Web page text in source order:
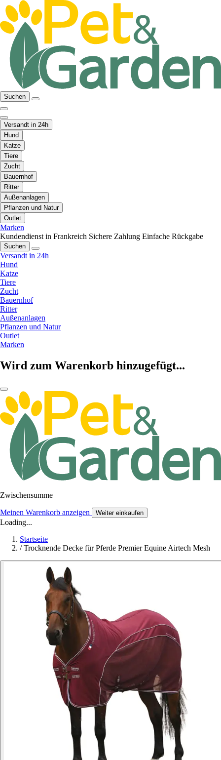
Suchen
Versandt in 24h
Hund
Katze
Tiere
Zucht
Bauernhof
Ritter
Außenanlagen
Pflanzen und Natur
Outlet
Marken
Kundendienst in Frankreich Sichere Zahlung Einfache Rückgabe
Suchen
Versandt in 24h
Hund
Katze
Tiere
Zucht
Bauernhof
Ritter
Außenanlagen
Pflanzen und Natur
Outlet
Marken
Wird zum Warenkorb hinzugefügt...
Zwischensumme
Meinen Warenkorb anzeigen Weiter einkaufen
Loading...
Startseite
/ Trocknende Decke für Pferde Premier Equine Airtech Mesh